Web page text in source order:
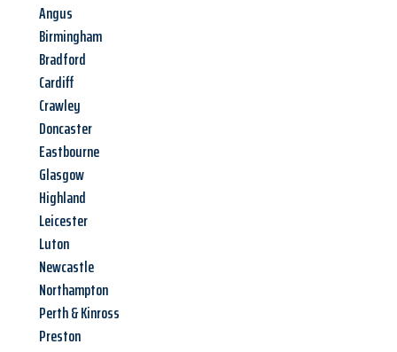
Angus
Birmingham
Bradford
Cardiff
Crawley
Doncaster
Eastbourne
Glasgow
Highland
Leicester
Luton
Newcastle
Northampton
Perth & Kinross
Preston